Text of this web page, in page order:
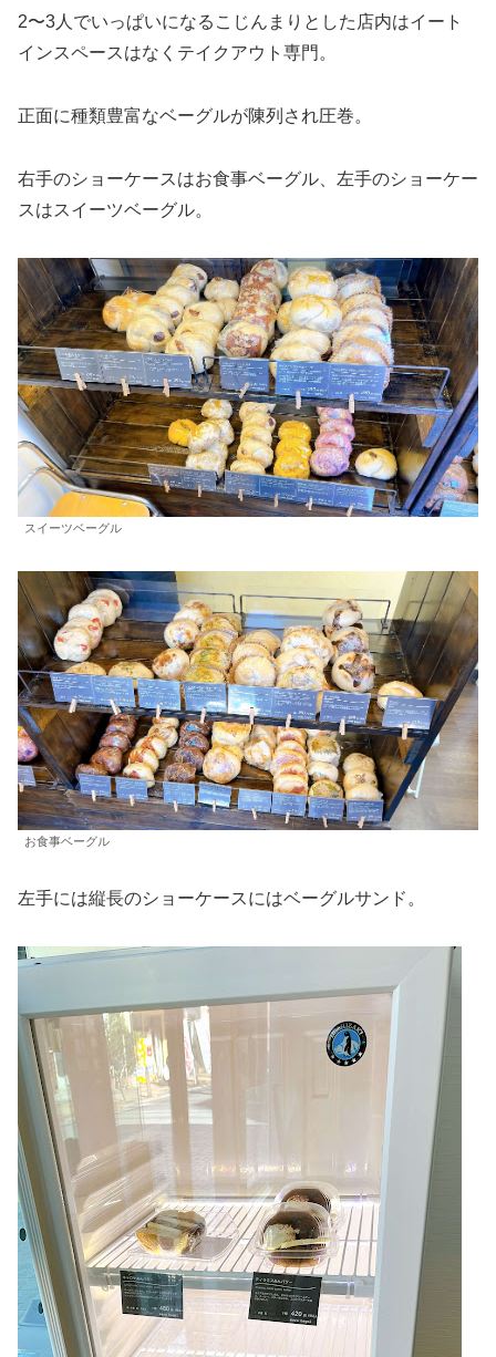
2〜3人でいっぱいになるこじんまりとした店内はイート
インスペースはなくテイクアウト専門。
正面に種類豊富なベーグルが陳列され圧巻。
右手のショーケースはお食事ベーグル、左手のショーケー
スはスイーツベーグル。
スイーツベーグル
お食事ベーグル
左手には縦長のショーケースにはベーグルサンド。